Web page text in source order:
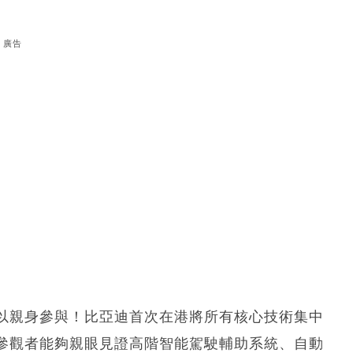
廣告
身參與！比亞迪首次在港將所有核心技術集中
者能夠親眼見證高階智能駕駛輔助系統、自動